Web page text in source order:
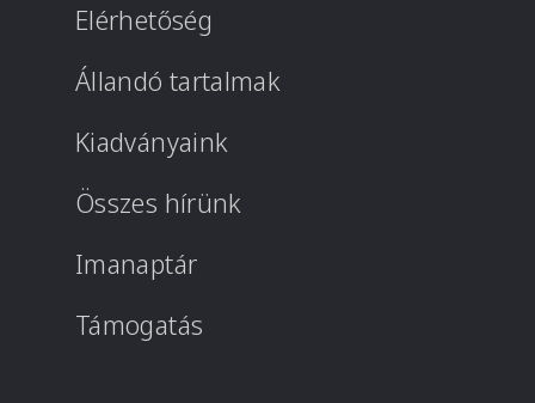
Elérhetőség
Állandó tartalmak
Kiadványaink
Összes hírünk
Imanaptár
Támogatás